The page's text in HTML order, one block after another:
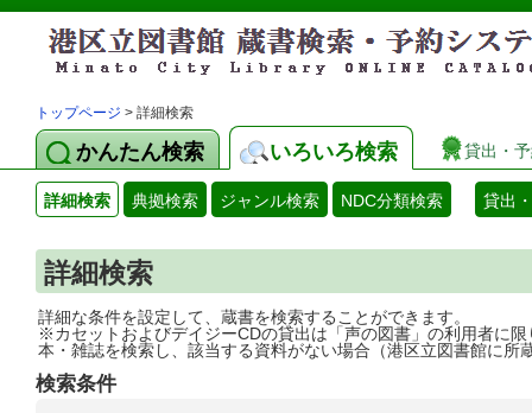
トップページ > 詳細検索
かんたん検索 いろいろ検索 貸出・
詳細検索 典拠検索 ジャンル検索 NDC分類検索 貸出
詳細検索
詳細な条件を設定して、蔵書を検索することができます。
※カセットおよびデイジーCDの貸出は「声の図書」の利用者に限
本・雑誌を検索し、該当する資料がない場合（港区立図書館に所
検索条件